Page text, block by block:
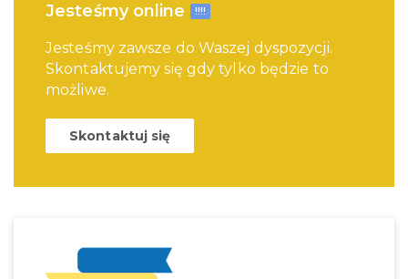
Jesteśmy online !!!!
Jesteśmy zawsze do Waszej dyspozycji.
Skontaktujemy się gdy tylko będzie to
możliwe.
Skontaktuj się